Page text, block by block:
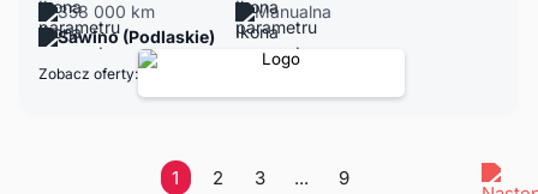
358 000 km
Manualna
Sawino (Podlaskie)
Zobacz oferty:
1 2 3 ... 9